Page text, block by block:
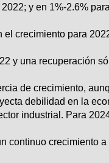
y en 1%-2.6%
el crecimiento para
y una recuperación
de crecimiento,
debilidad en la
industrial. Para
continuo crecimiento